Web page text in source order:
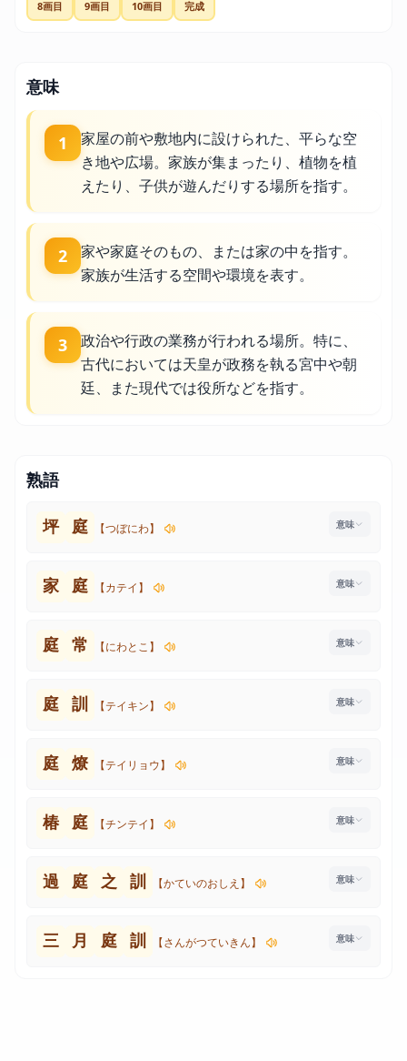
8画目 9画目 10画目 完成
意味
1
家屋の前や敷地内に設けられた、平らな空
き地や広場。家族が集まったり、植物を植
えたり、子供が遊んだりする場所を指す。
2
家や家庭そのもの、または家の中を指す。
家族が生活する空間や環境を表す。
3
政治や行政の業務が行われる場所。特に、
古代においては天皇が政務を執る宮中や朝
廷、また現代では役所などを指す。
熟語
坪 庭 【つぼにわ】
家 庭 【カテイ】
庭 常 【にわとこ】
庭 訓 【テイキン】
庭 燎 【テイリョウ】
椿 庭 【チンテイ】
過 庭 之 訓 【かていのおしえ】
三 月 庭 訓 【さんがつていきん】